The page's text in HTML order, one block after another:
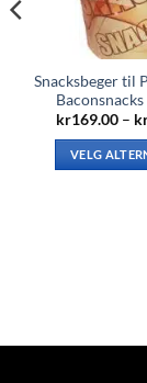
Snacksbeger til
kr169.00 –
VELG